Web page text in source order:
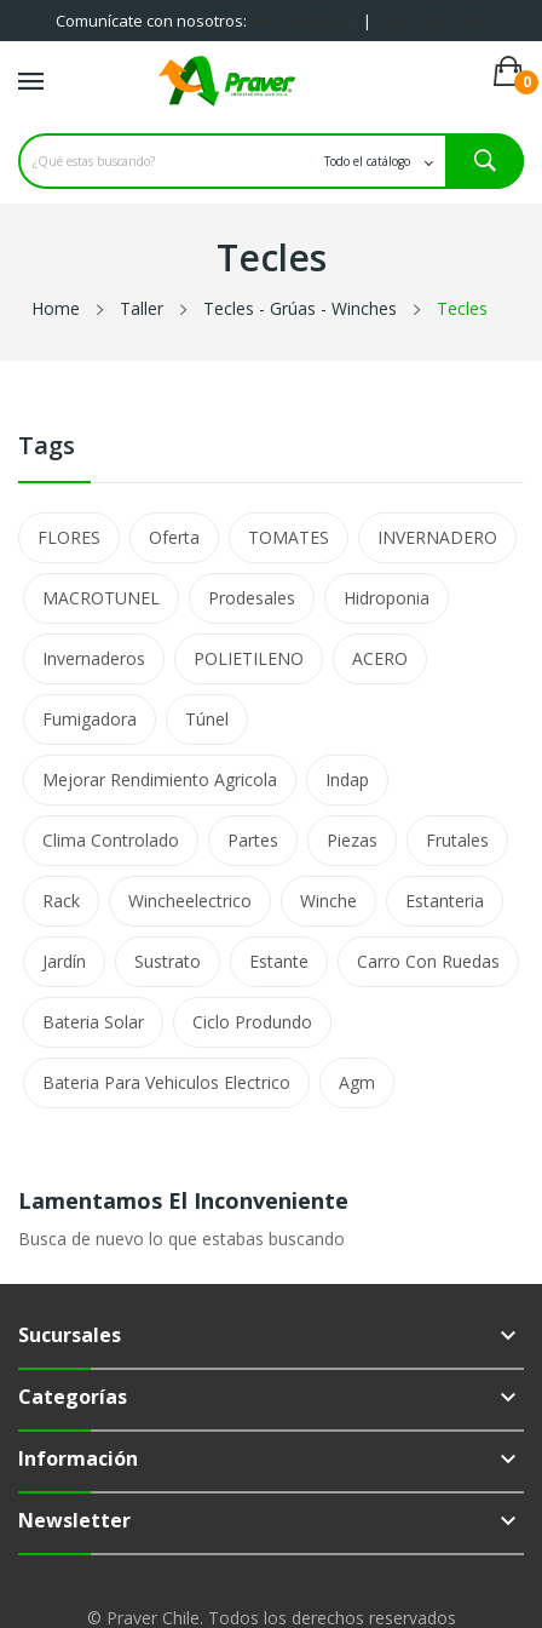
Comunícate con nosotros: |
0
Tecles
Home Taller Tecles - Grúas - Winches Tecles
Tags
FLORES Oferta TOMATES INVERNADERO
MACROTUNEL Prodesales Hidroponia
Invernaderos POLIETILENO ACERO
Fumigadora Túnel
Mejorar Rendimiento Agricola Indap
Clima Controlado Partes Piezas Frutales
Rack Wincheelectrico Winche Estanteria
Jardín Sustrato Estante Carro Con Ruedas
Bateria Solar Ciclo Produndo
Bateria Para Vehiculos Electrico Agm
Lamentamos El Inconveniente
Busca de nuevo lo que estabas buscando
Sucursales keyboard_arrow_down
Categorías keyboard_arrow_down
Información keyboard_arrow_down
Newsletter keyboard_arrow_down
© Praver Chile. Todos los derechos reservados